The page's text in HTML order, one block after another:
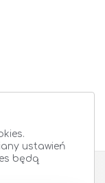
ustawień
będą